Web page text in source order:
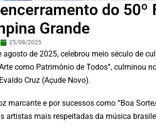
do 50º
Grande
25/08/2025
de 2025, celebrou meio século de
como Patrimônio de Todos”, culminou
Cruz (Açude Novo).
e por sucessos como “Boa Sorte/
artistas mais respeitadas da música